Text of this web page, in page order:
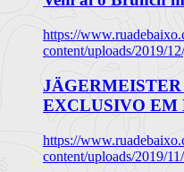
https://
content/uploads/2019/
EXCLUSIVO EM
https://
content/uploads/2019/